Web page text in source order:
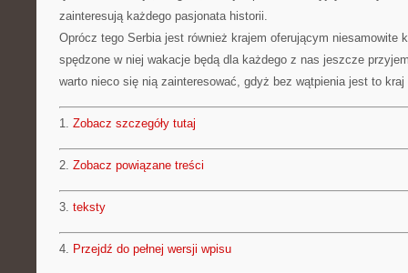
zainteresują każdego pasjonata historii.
Oprócz tego Serbia jest również krajem oferującym niesamowite
spędzone w niej wakacje będą dla każdego z nas jeszcze
warto nieco się nią zainteresować, gdyż bez wątpienia jest to kraj
1. Zobacz szczegóły tutaj
2. Zobacz powiązane treści
3. teksty
4. Przejdź do pełnej wersji wpisu